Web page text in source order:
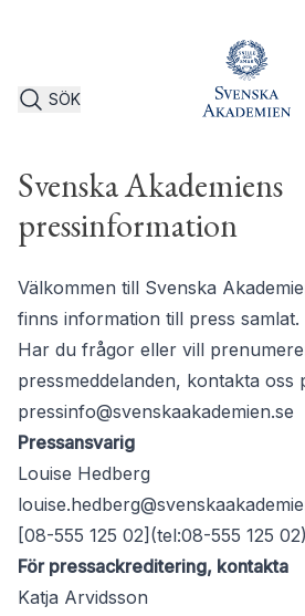
SÖK
Svenska Akademiens
pressinformation
Välkommen till Svenska
finns information till press samlat.
Har du frågor eller vill
pressmeddelanden, kontakta oss
pressinfo@svenskaakademien.se
Pressansvarig
Louise Hedberg
[08-555 125 02](tel:08-555 125 02)
För pressackreditering, kontakta
Katja Arvidsson